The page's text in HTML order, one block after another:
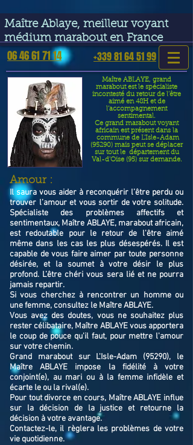
Maître Ablaye, meilleur voyant
médium marabout en France
06 46 61 71 14 +339 81 64 51 99
Maître ABLAYE, grand
marabout est le spécialiste
incontesté du retour de l’être
aimé en 48H et de
l’accompagnement
sentimental.
Ce grand marabout voyant
africain est présent dans la
commune de L'Isle-Adam
(95290) mais peut se déplacer
sur tout le département du
Val-d'Oise (95) sur demande.
​Amour :
Il saura vous aider à reconquérir l’être perdu ou
trouver l’amour et vous sortir de votre solitude.
Spécialiste des problèmes affectifs et
sentimentaux, Maître ABLAYE, marabout africain,
est redoutable pour le retour de l'être aimé
même dans les cas les plus désespérés. Il est
capable de vous faire aimer par toute personne
désirée, et la soumet à votre désir le plus
profond. L’être chéri vous sera lié et ne pourra
jamais repartir.
Si vous cherchez à rencontrer un homme ou
une femme, consultez le Maître ABLAYE.
Vous avez des doutes, vous ne souhaitez plus
rester célibataire, Maître ABLAYE vous apportera
le coup de pouce qu'il faut, pour mettre l'amour
sur votre chemin.
Grand marabout sur L'Isle-Adam (95290), le
Maître ABLAYE impose la fidélité à votre
conjoint(e), au mari ou à la femme infidèle et
écarte le ou la rival(e).
Pour tout divorce en cours, Maître ABLAYE influe
sur la décision de la justice et retourne la
décision à votre avantage.
Contactez-le, il règlera les problèmes de votre
vie quotidienne.